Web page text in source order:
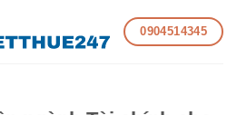
0904514345